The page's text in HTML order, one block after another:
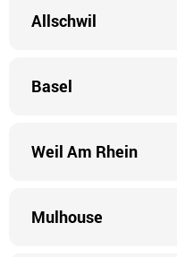
Allschwil
Basel
Weil Am Rhein
Mulhouse